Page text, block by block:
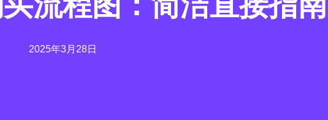
2025年3月28日